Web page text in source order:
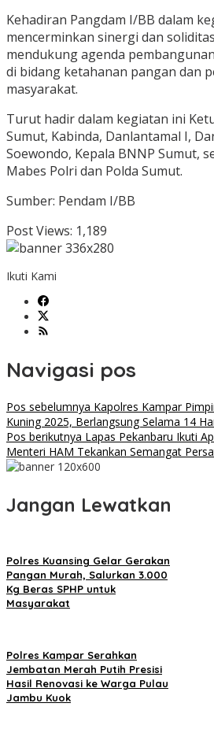
Kehadiran Pangdam I/BB dalam
mencerminkan sinergi dan
mendukung agenda
di bidang ketahanan pangan dan
masyarakat.
Turut hadir dalam kegiatan ini
Sumut, Kabinda, Danlantamal I,
Soewondo, Kepala BNNP Sumut,
Mabes Polri dan Polda Sumut.
Sumber: Pendam I/BB
Post Views: 1,189
Ikuti Kami
Navigasi pos
Pos sebelumnya Kapolres Kampar
Kuning 2025, Berlangsung Selama 14
Pos berikutnya Lapas Pekanbaru Ikuti
Menteri HAM Tekankan Semangat
Jangan Lewatkan
Polres Kuansing Gelar Gerakan
Pangan Murah, Salurkan 3.000
Kg Beras SPHP untuk
Masyarakat
Polres Kampar Serahkan
Jembatan Merah Putih Presisi
Hasil Renovasi ke Warga Pulau
Jambu Kuok